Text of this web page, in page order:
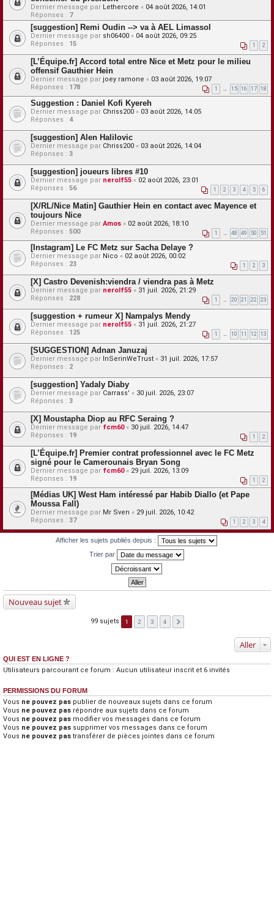
Dernier message par Lethercore « 04 août 2026, 14:01
Réponses : 7
[suggestion] Remi Oudin --> va à AEL Limassol
Dernier message par sh06400 « 04 août 2026, 09:25
Réponses : 15 1 2
[L’Équipe.fr] Accord total entre Nice et Metz pour le milieu
offensif Gauthier Hein
Dernier message par joey ramone « 03 août 2026, 19:07
Réponses : 178 1 … 15 16 17 18
Suggestion : Daniel Kofi Kyereh
Dernier message par Chriss200 « 03 août 2026, 14:05
Réponses : 4
[suggestion] Alen Halilovic
Dernier message par Chriss200 « 03 août 2026, 14:04
Réponses : 3
[suggestion] joueurs libres #10
Dernier message par nerolf55 « 02 août 2026, 23:01
Réponses : 56 1 2 3 4 5 6
[X/RL/Nice Matin] Gauthier Hein en contact avec Mayence et
toujours Nice
Dernier message par Amos « 02 août 2026, 18:10
Réponses : 500 1 … 48 49 50 51
[Instagram] Le FC Metz sur Sacha Delaye ?
Dernier message par Nico « 02 août 2026, 00:02
Réponses : 23 1 2 3
[X] Castro Devenish:viendra / viendra pas à Metz
Dernier message par nerolf55 « 31 juil. 2026, 21:29
Réponses : 228 1 … 20 21 22 23
[suggestion + rumeur X] Nampalys Mendy
Dernier message par nerolf55 « 31 juil. 2026, 21:27
Réponses : 125 1 … 10 11 12 13
[SUGGESTION] Adnan Januzaj
Dernier message par InSerinWeTrust « 31 juil. 2026, 17:57
Réponses : 2
[suggestion] Yadaly Diaby
Dernier message par Carrass' « 30 juil. 2026, 23:07
Réponses : 3
[X] Moustapha Diop au RFC Seraing ?
Dernier message par fcm60« 30 juil. 2026, 14:47
Réponses : 19 1 2
[L’Équipe.fr] Premier contrat professionnel avec le FC Metz
signé pour le Camerounais Bryan Song
Dernier message par fcm60« 29 juil. 2026, 13:09
Réponses : 19 1 2
[Médias UK] West Ham intéressé par Habib Diallo (et Pape
Moussa Fall)
Dernier message par Mr Sven « 29 juil. 2026, 10:42
Réponses : 37 1 2 3 4
Afficher les sujets publiés depuis :
Trier par
Nouveau sujet
99 sujets 1 2 3 4
Aller
QUI EST EN LIGNE ?
Utilisateurs parcourant ce forum : Aucun utilisateur inscrit et 6 invités
PERMISSIONS DU FORUM
Vous ne pouvez pas publier de nouveaux sujets dans ce forum
Vous ne pouvez pas répondre aux sujets dans ce forum
Vous ne pouvez pas modifier vos messages dans ce forum
Vous ne pouvez pas supprimer vos messages dans ce forum
Vous ne pouvez pas transférer de pièces jointes dans ce forum